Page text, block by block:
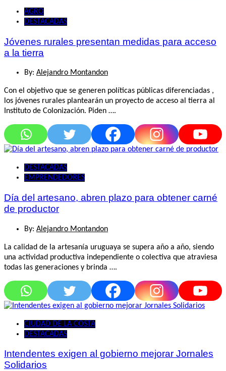
AGRO
DESTACADAS
Jóvenes rurales presentan medidas para acceso
a la tierra
By: Alejandro Montandon
Con el objetivo que se generen políticas públicas diferenciadas ,
los jóvenes rurales plantearán un proyecto de acceso al tierra al
Instituto de Colonización. Piden ….
DESTACADAS
EMPRENDEDORES
Día del artesano, abren plazo para obtener carné
de productor
By: Alejandro Montandon
La calidad de la artesanía uruguaya se supera año a año, siendo
una actividad productiva independiente o colectiva que atraviesa
todas las generaciones y brinda ….
CIUDAD DE LA COSTA
DESTACADAS
Intendentes exigen al gobierno mejorar Jornales
Solidarios